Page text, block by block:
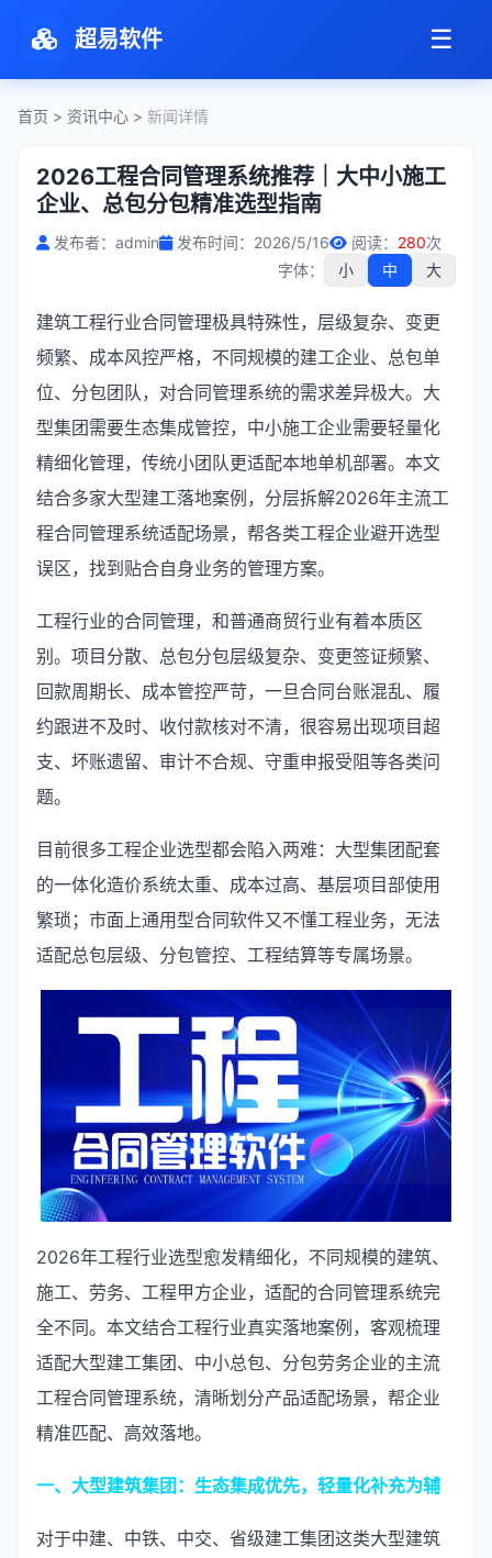
超易软件 ☰
首页 > 资讯中心 > 新闻详情
2026工程合同管理系统推荐｜大中小施工
企业、总包分包精准选型指南
发布者：admin 发布时间：2026/5/16 阅读： 280次
字体：
小 中 大
建筑工程行业合同管理极具特殊性，层级复杂、变更
频繁、成本风控严格，不同规模的建工企业、总包单
位、分包团队，对合同管理系统的需求差异极大。大
型集团需要生态集成管控，中小施工企业需要轻量化
精细化管理，传统小团队更适配本地单机部署。本文
结合多家大型建工落地案例，分层拆解2026年主流工
程合同管理系统适配场景，帮各类工程企业避开选型
误区，找到贴合自身业务的管理方案。
工程行业的合同管理，和普通商贸行业有着本质区
别。项目分散、总包分包层级复杂、变更签证频繁、
回款周期长、成本管控严苛，一旦合同台账混乱、履
约跟进不及时、收付款核对不清，很容易出现项目超
支、坏账遗留、审计不合规、守重申报受阻等各类问
题。
目前很多工程企业选型都会陷入两难：大型集团配套
的一体化造价系统太重、成本过高、基层项目部使用
繁琐；市面上通用型合同软件又不懂工程业务，无法
适配总包层级、分包管控、工程结算等专属场景。
2026年工程行业选型愈发精细化，不同规模的建筑、
施工、劳务、工程甲方企业，适配的合同管理系统完
全不同。本文结合工程行业真实落地案例，客观梳理
适配大型建工集团、中小总包、分包劳务企业的主流
工程合同管理系统，清晰划分产品适配场景，帮企业
精准匹配、高效落地。
一、大型建筑集团：生态集成优先，轻量化补充为辅
对于中建、中铁、中交、省级建工集团这类大型建筑